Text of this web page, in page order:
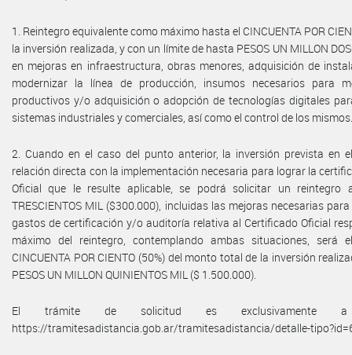
1. Reintegro equivalente como máximo hasta el CINCUENTA POR
la inversión realizada, y con un límite de hasta PESOS UN MILLON
en mejoras en infraestructura, obras menores, adquisición de
modernizar la línea de producción, insumos necesarios para
productivos y/o adquisición o adopción de tecnologías digitales
sistemas industriales y comerciales, así como el control de los mismos.
2. Cuando en el caso del punto anterior, la inversión prevista en
relación directa con la implementación necesaria para lograr la
Oficial que le resulte aplicable, se podrá solicitar un reintegro
TRESCIENTOS MIL ($300.000), incluidas las mejoras necesarias
gastos de certificación y/o auditoría relativa al Certificado Oficial
máximo del reintegro, contemplando ambas situaciones, será
CINCUENTA POR CIENTO (50%) del monto total de la inversión
PESOS UN MILLON QUINIENTOS MIL ($ 1.500.000).
El trámite de solicitud es exclusivamente
https://tramitesadistancia.gob.ar/tramitesadistancia/detalle-